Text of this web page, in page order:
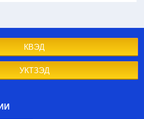
КВЭД
УКТЗЭД